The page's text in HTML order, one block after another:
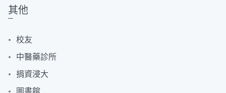
其他
校友
中醫藥診所
捐資浸大